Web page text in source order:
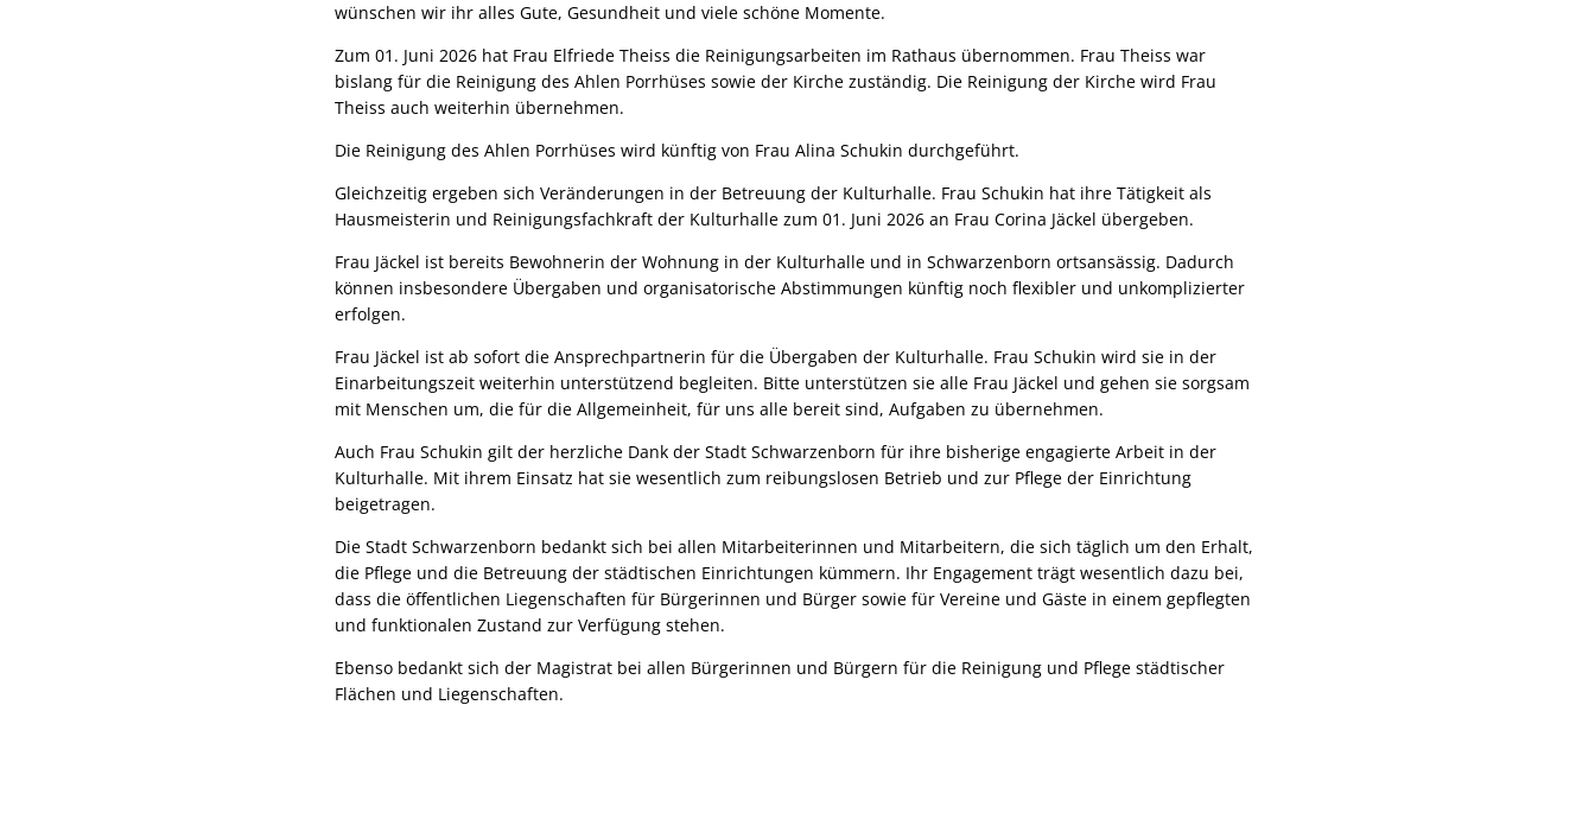
wünschen wir ihr alles Gute, Gesundheit und viele schöne Momente.
Zum 01. Juni 2026 hat Frau Elfriede Theiss die Reinigungsarbeiten im Rathaus übernommen. Frau Theiss war
bislang für die Reinigung des Ahlen Porrhüses sowie der Kirche zuständig. Die Reinigung der Kirche wird Frau
Theiss auch weiterhin übernehmen.
Die Reinigung des Ahlen Porrhüses wird künftig von Frau Alina Schukin durchgeführt.
Gleichzeitig ergeben sich Veränderungen in der Betreuung der Kulturhalle. Frau Schukin hat ihre Tätigkeit als
Hausmeisterin und Reinigungsfachkraft der Kulturhalle zum 01. Juni 2026 an Frau Corina Jäckel übergeben.
Frau Jäckel ist bereits Bewohnerin der Wohnung in der Kulturhalle und in Schwarzenborn ortsansässig. Dadurch
können insbesondere Übergaben und organisatorische Abstimmungen künftig noch flexibler und unkomplizierter
erfolgen.
Frau Jäckel ist ab sofort die Ansprechpartnerin für die Übergaben der Kulturhalle. Frau Schukin wird sie in der
Einarbeitungszeit weiterhin unterstützend begleiten. Bitte unterstützen sie alle Frau Jäckel und gehen sie sorgsam
mit Menschen um, die für die Allgemeinheit, für uns alle bereit sind, Aufgaben zu übernehmen.
Auch Frau Schukin gilt der herzliche Dank der Stadt Schwarzenborn für ihre bisherige engagierte Arbeit in der
Kulturhalle. Mit ihrem Einsatz hat sie wesentlich zum reibungslosen Betrieb und zur Pflege der Einrichtung
beigetragen.
Die Stadt Schwarzenborn bedankt sich bei allen Mitarbeiterinnen und Mitarbeitern, die sich täglich um den Erhalt,
die Pflege und die Betreuung der städtischen Einrichtungen kümmern. Ihr Engagement trägt wesentlich dazu bei,
dass die öffentlichen Liegenschaften für Bürgerinnen und Bürger sowie für Vereine und Gäste in einem gepflegten
und funktionalen Zustand zur Verfügung stehen.
Ebenso bedankt sich der Magistrat bei allen Bürgerinnen und Bürgern für die Reinigung und Pflege städtischer
Flächen und Liegenschaften.